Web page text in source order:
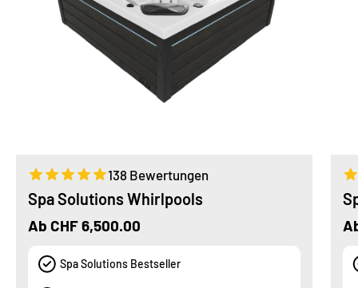
138 Bewertungen
Spa Solutions Whirlpools
Ab CHF 6,500.00
Spa Solutions Bestseller